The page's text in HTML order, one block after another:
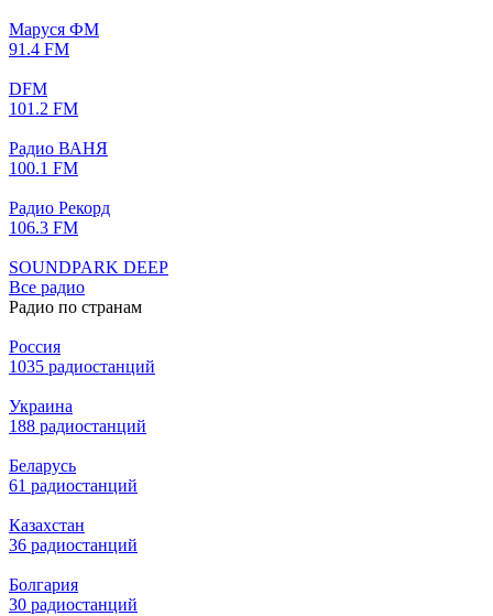
Маруся ФМ
91.4 FM
DFM
101.2 FM
Радио ВАНЯ
100.1 FM
Радио Рекорд
106.3 FM
SOUNDPARK DEEP
Все радио
Радио по странам
Россия
1035 радиостанций
Украина
188 радиостанций
Беларусь
61 радиостанций
Казахстан
36 радиостанций
Болгария
30 радиостанций